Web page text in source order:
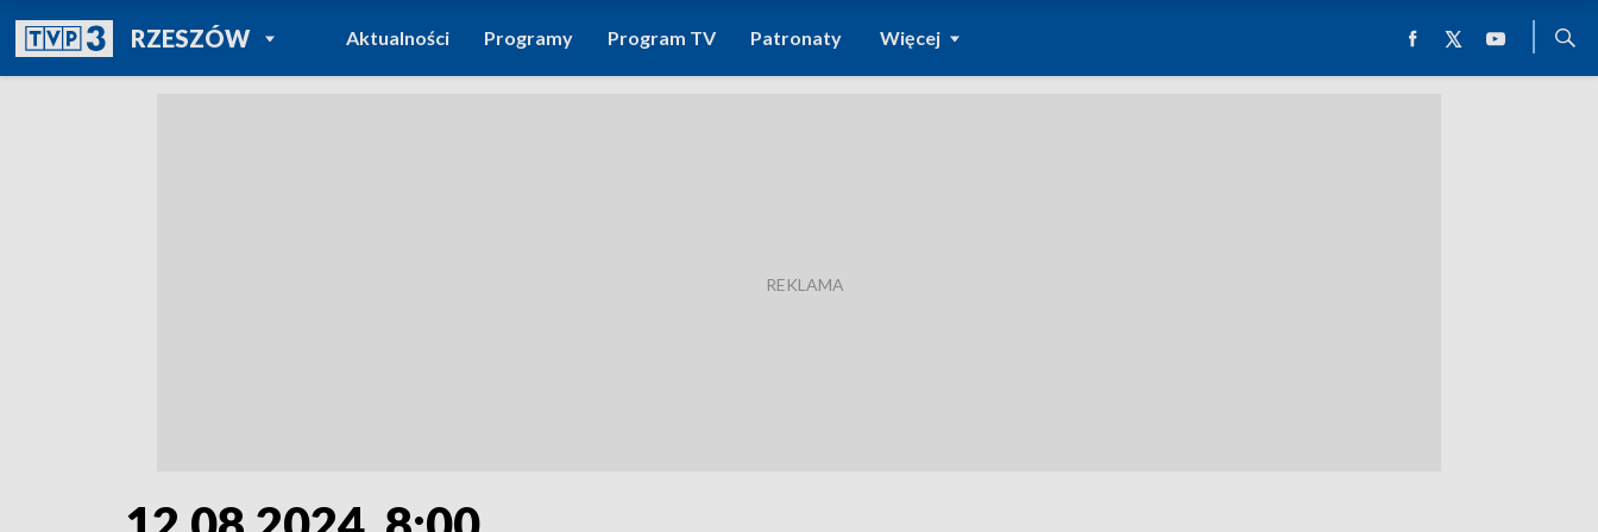
RZESZÓWPOWRÓT DO
TVP REGIONY
Aktualności Programy Program TV Patronaty Więcej